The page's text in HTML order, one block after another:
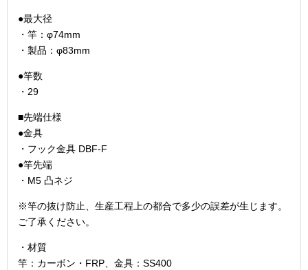
●最大径
・竿：φ74mm
・製品：φ83mm
●竿数
・29
■先端仕様
●金具
・フック金具 DBF-F
●竿先端
・M5 凸ネジ
※竿の抜け防止、生産工程上の都合で多少の誤差が生じます。
ご了承ください。
・材質
竿：カーボン・FRP、金具：SS400